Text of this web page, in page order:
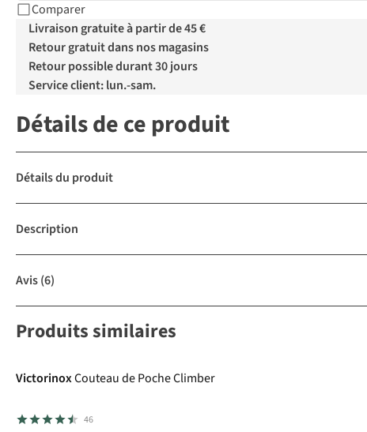
Comparer
Livraison gratuite à partir de 45 €
Retour gratuit dans nos magasins
Retour possible durant 30 jours
Service client: lun.-sam.
Détails de ce produit
Détails du produit
Description
Avis(6)
Produits similaires
VictorinoxCouteau de Poche Climber
46